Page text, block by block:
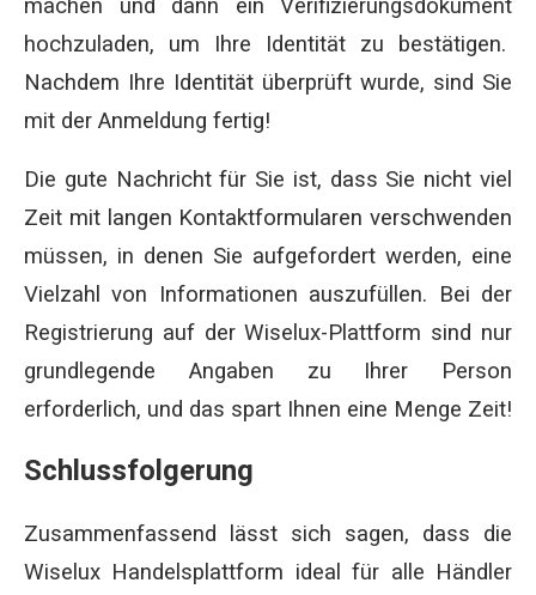
machen und dann ein Verifizierungsdokument
hochzuladen, um Ihre Identität zu bestätigen.
Nachdem Ihre Identität überprüft wurde, sind Sie
mit der Anmeldung fertig!
Die gute Nachricht für Sie ist, dass Sie nicht viel
Zeit mit langen Kontaktformularen verschwenden
müssen, in denen Sie aufgefordert werden, eine
Vielzahl von Informationen auszufüllen. Bei der
Registrierung auf der Wiselux-Plattform sind nur
grundlegende Angaben zu Ihrer Person
erforderlich, und das spart Ihnen eine Menge Zeit!
Schlussfolgerung
Zusammenfassend lässt sich sagen, dass die
Wiselux Handelsplattform ideal für alle Händler